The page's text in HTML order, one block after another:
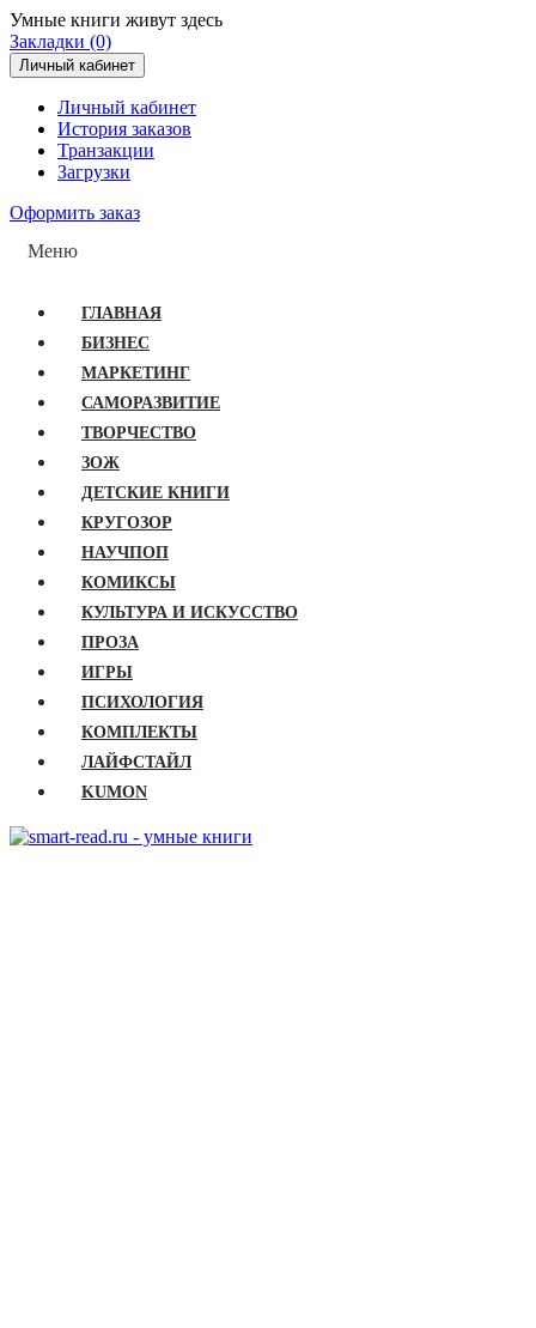
Умные книги живут здесь
Закладки (0)
Личный кабинет
Личный кабинет
История заказов
Транзакции
Загрузки
Оформить заказ
Меню
ГЛАВНАЯ
БИЗНЕС
МАРКЕТИНГ
САМОРАЗВИТИЕ
ТВОРЧЕСТВО
ЗОЖ
ДЕТСКИЕ КНИГИ
КРУГОЗОР
НАУЧПОП
КОМИКСЫ
КУЛЬТУРА И ИСКУССТВО
ПРОЗА
ИГРЫ
ПСИХОЛОГИЯ
КОМПЛЕКТЫ
ЛАЙФСТАЙЛ
KUMON